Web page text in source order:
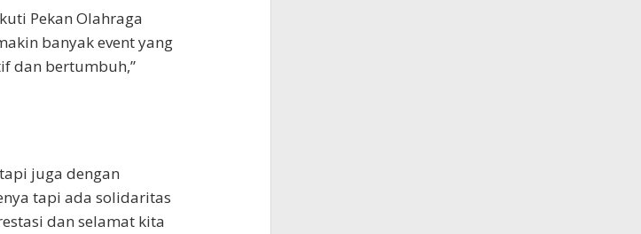
Pekan Olahraga
banyak event yang
dan bertumbuh,”
juga dengan
tapi ada solidaritas
dan selamat kita